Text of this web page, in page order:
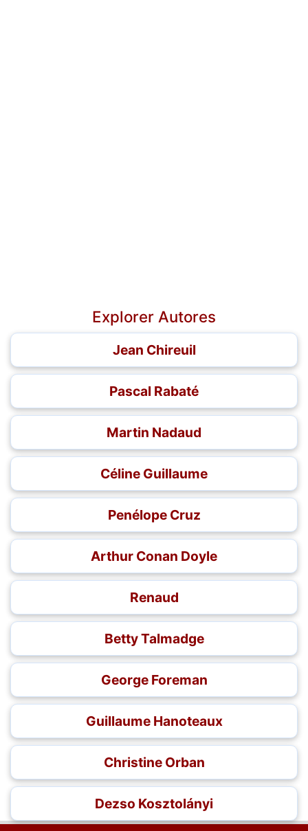
Explorer Autores
Jean Chireuil
Pascal Rabaté
Martin Nadaud
Céline Guillaume
Penélope Cruz
Arthur Conan Doyle
Renaud
Betty Talmadge
George Foreman
Guillaume Hanoteaux
Christine Orban
Dezso Kosztolányi